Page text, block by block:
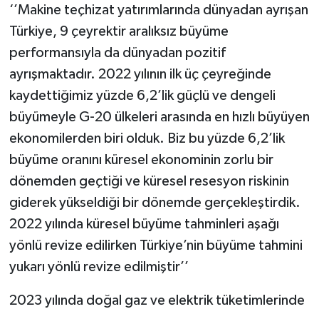
‘’Makine teçhizat yatırımlarında dünyadan ayrışan
Türkiye, 9 çeyrektir aralıksız büyüme
performansıyla da dünyadan pozitif
ayrışmaktadır. 2022 yılının ilk üç çeyreğinde
kaydettiğimiz yüzde 6,2’lik güçlü ve dengeli
büyümeyle G-20 ülkeleri arasında en hızlı büyüyen
ekonomilerden biri olduk. Biz bu yüzde 6,2’lik
büyüme oranını küresel ekonominin zorlu bir
dönemden geçtiği ve küresel resesyon riskinin
giderek yükseldiği bir dönemde gerçekleştirdik.
2022 yılında küresel büyüme tahminleri aşağı
yönlü revize edilirken Türkiye’nin büyüme tahmini
yukarı yönlü revize edilmiştir’’
2023 yılında doğal gaz ve elektrik tüketimlerinde